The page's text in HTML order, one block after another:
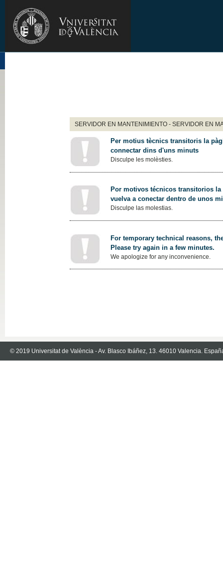
SERVIDOR EN MANTENIMIENTO - SERVIDOR EN
Per motius tècnics transitoris la
connectar dins d'uns minuts
Disculpe les molèsties.
Por motivos técnicos transitorios
vuelva a conectar dentro de unos
Disculpe las molestias.
For temporary technical reasons,
Please try again in a few minutes.
We apologize for any inconvenience.
© 2019 Universitat de València - Av. Blasco Ibáñez, 13. 46010 Valencia.